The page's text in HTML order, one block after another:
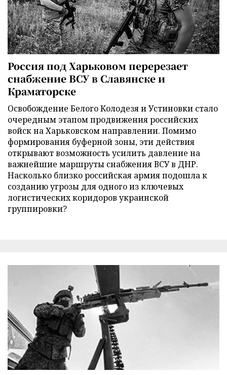
Россия под Харьковом перерезает
снабжение ВСУ в Славянске и
Краматорске
Освобождение Белого Колодезя и Устиновки стало
очередным этапом продвижения российских
войск на Харьковском направлении. Помимо
формирования буферной зоны, эти действия
открывают возможность усилить давление на
важнейшие маршруты снабжения ВСУ в ДНР.
Насколько близко российская армия подошла к
созданию угрозы для одного из ключевых
логистических коридоров украинской
группировки?